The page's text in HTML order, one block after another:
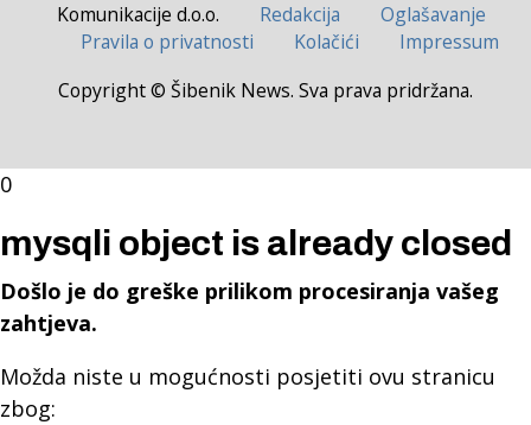
Komunikacije d.o.o. Redakcija
Oglašavanje
Pravila o privatnosti
Kolačići
Impressum
Copyright © Šibenik News. Sva prava pridržana.
0
mysqli object is already closed
Došlo je do greške prilikom procesiranja vašeg
zahtjeva.
Možda niste u mogućnosti posjetiti ovu stranicu
zbog: